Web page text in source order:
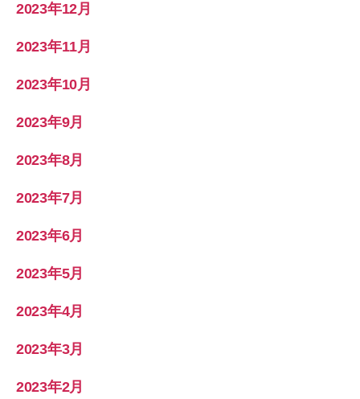
2023年12月
2023年11月
2023年10月
2023年9月
2023年8月
2023年7月
2023年6月
2023年5月
2023年4月
2023年3月
2023年2月